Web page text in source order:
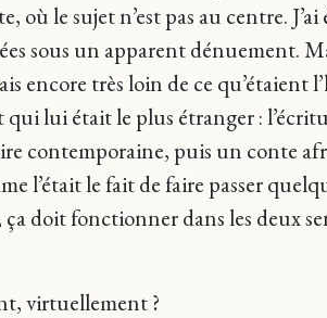
le sujet n’est pas au centre. J’ai
sous un apparent dénuement.
encore très loin de ce qu’étaient
qui lui était le plus étranger :
contemporaine, puis un conte
l’était le fait de faire passer
doit fonctionner dans les deux
virtuellement ?